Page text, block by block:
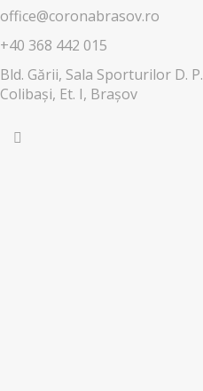
office@coronabrasov.ro
+40 368 442 015
Bld. Gării, Sala Sporturilor D. P.
Colibași, Et. I, Brașov